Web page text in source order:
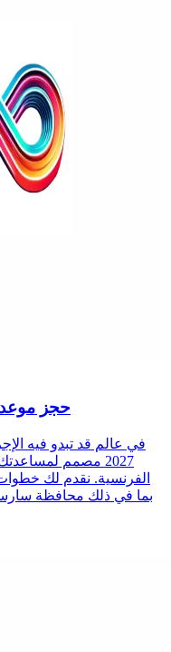
حجز موعد
في عالم قد تبدو فيه
2027 مصمم
الفرنسية. نقدم لك
بما في ذلك محافظة